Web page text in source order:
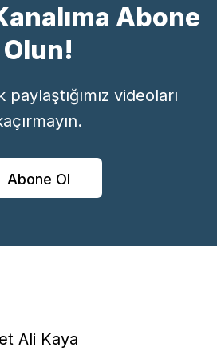
Abone
Olun!
videoları
Abone Ol
Ali Kaya